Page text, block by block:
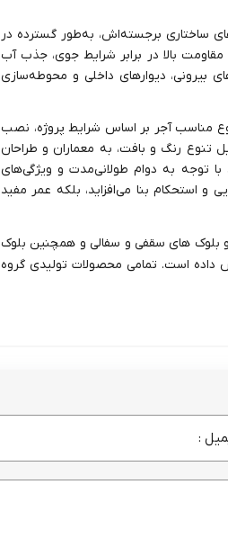
ساختاری برجسته‌اش، به‌طور گسترده در
مقاومت بالا در برابر شرایط جوی، جذب آب
بیرونی، دیوارهای داخلی و محوطه‌سازی
مناسب آجر بر اساس شرایط پروژه، نصب
تنوع رنگ و بافت، به معماران و طراحان
با توجه به دوام طولانی‌مدت و ویژگی‌های
و استحکام بنا می‌افزاید، بلکه عمر مفید
و بلوک های سقفی و سفالی و همچنین بلوک
داده است. تمامی محصولات تولیدی گروه